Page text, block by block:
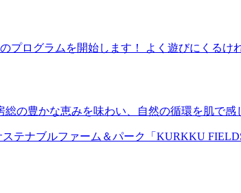
プログラムを開始します！ よく遊びにくるけ
の豊かな恵みを味わい、自然の循環を肌で感
テナブルファーム＆パーク「KURKKU